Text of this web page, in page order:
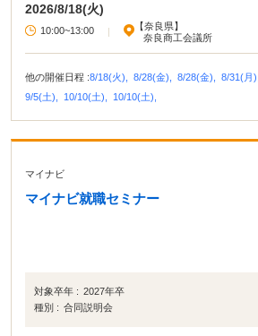
2026/8/18(火)
10:00~13:00 |
【奈良県】
奈良商工会議所
他の開催日程 :8/18(火), 8/28(金), 8/28(金), 8/31(月),
9/5(土),
10/10(土), 10/10(土),
マイナビ
マイナビ就職セミナー
対象卒年 : 2027年卒
種別 : 合同説明会